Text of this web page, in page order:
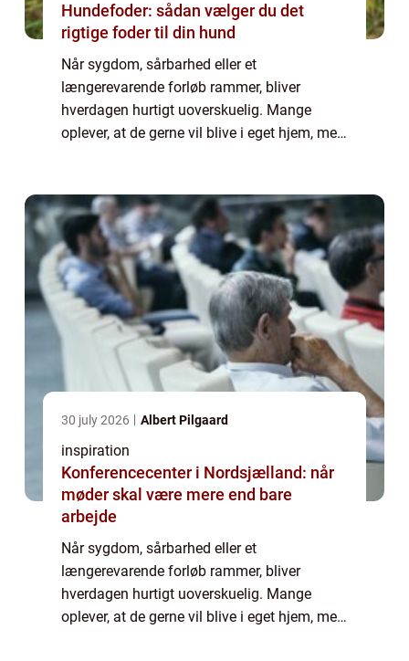
Hundefoder: sådan vælger du det
rigtige foder til din hund
Når sygdom, sårbarhed eller et
længerevarende forløb rammer, bliver
hverdagen hurtigt uoverskuelig. Mange
oplever, at de gerne vil blive i eget hjem, men
Her kan p...
30 july 2026 Albert Pilgaard
inspiration
Konferencecenter i Nordsjælland: når
møder skal være mere end bare
arbejde
Når sygdom, sårbarhed eller et
længerevarende forløb rammer, bliver
hverdagen hurtigt uoverskuelig. Mange
oplever, at de gerne vil blive i eget hjem, men